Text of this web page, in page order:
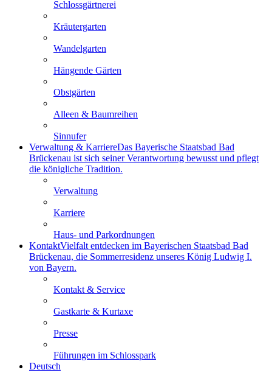
Schlossgärtnerei
Kräutergarten
Wandelgarten
Hängende Gärten
Obstgärten
Alleen & Baumreihen
Sinnufer
Verwaltung & KarriereDas Bayerische Staatsbad Bad
Brückenau ist sich seiner Verantwortung bewusst und pflegt
die königliche Tradition.
Verwaltung
Karriere
Haus- und Parkordnungen
KontaktVielfalt entdecken im Bayerischen Staatsbad Bad
Brückenau, die Sommerresidenz unseres König Ludwig I.
von Bayern.
Kontakt & Service
Gastkarte & Kurtaxe
Presse
Führungen im Schlosspark
Deutsch